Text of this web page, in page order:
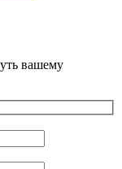
вашему